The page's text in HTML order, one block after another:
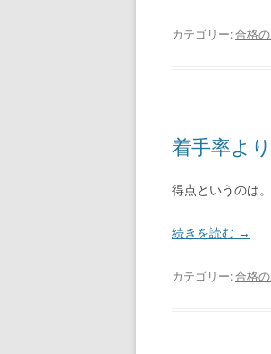
カテゴリー:合格
着手率よ
得点というのは
続きを読む →
カテゴリー:合格